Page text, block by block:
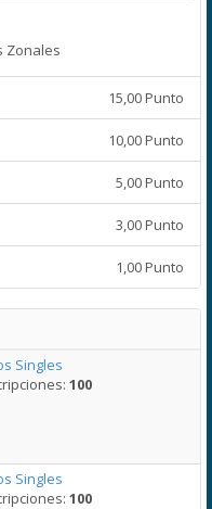
Zonales
15,00 Punto
10,00 Punto
5,00 Punto
3,00 Punto
1,00 Punto
Singles
100
Singles
100